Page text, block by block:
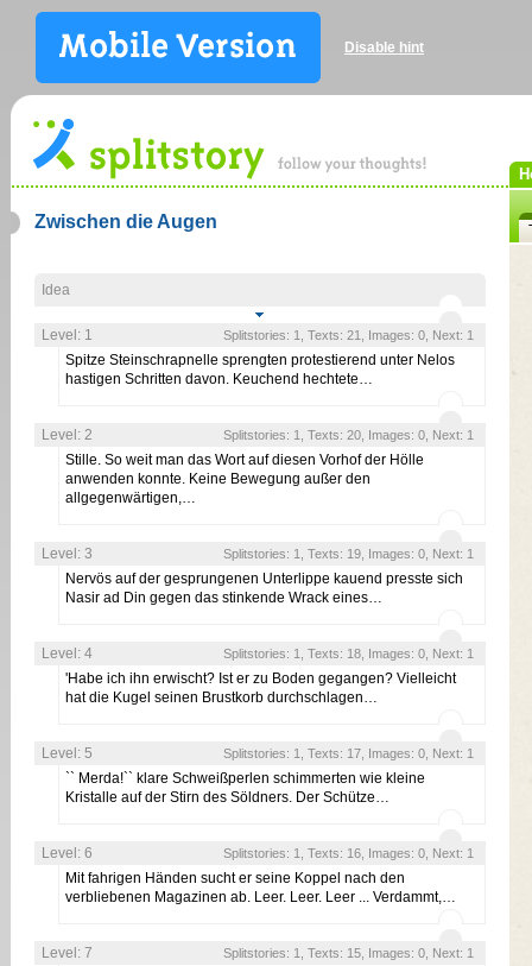
Disable hint
Zwischen die Augen
Idea
Level: 1 Splitstories: 1, Texts: 21, Images: 0, Next: 1
Spitze Steinschrapnelle sprengten protestierend unter Nelos
hastigen Schritten davon. Keuchend hechtete…
Level: 2 Splitstories: 1, Texts: 20, Images: 0, Next: 1
Stille. So weit man das Wort auf diesen Vorhof der Hölle
anwenden konnte. Keine Bewegung außer den
allgegenwärtigen,…
Level: 3 Splitstories: 1, Texts: 19, Images: 0, Next: 1
Nervös auf der gesprungenen Unterlippe kauend presste sich
Nasir ad Din gegen das stinkende Wrack eines…
Level: 4 Splitstories: 1, Texts: 18, Images: 0, Next: 1
'Habe ich ihn erwischt? Ist er zu Boden gegangen? Vielleicht
hat die Kugel seinen Brustkorb durchschlagen…
Level: 5 Splitstories: 1, Texts: 17, Images: 0, Next: 1
`` Merda!`` klare Schweißperlen schimmerten wie kleine
Kristalle auf der Stirn des Söldners. Der Schütze…
Level: 6 Splitstories: 1, Texts: 16, Images: 0, Next: 1
Mit fahrigen Händen sucht er seine Koppel nach den
verbliebenen Magazinen ab. Leer. Leer. Leer ... Verdammt,…
Level: 7 Splitstories: 1, Texts: 15, Images: 0, Next: 1